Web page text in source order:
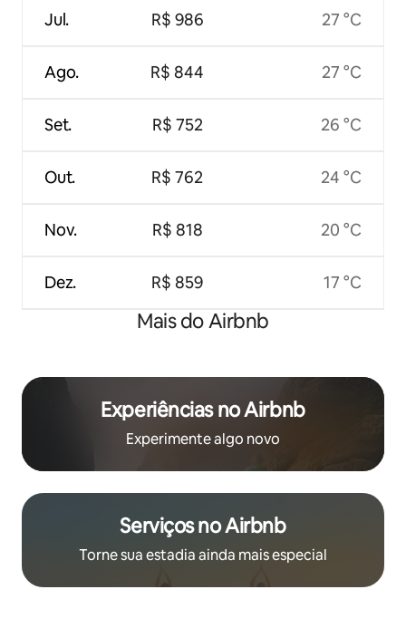
Jul.
Ago.
Set.
Out.
Nov.
Dez.
R$ 986
R$ 844
R$ 752
R$ 762
R$ 818
R$ 859
27 °C
27 °C
26 °C
24 °C
20 °C
17 °C
Mais do Airbnb
Experiências no Airbnb
Experimente algo novo
Serviços no Airbnb
Torne sua estadia ainda mais especial